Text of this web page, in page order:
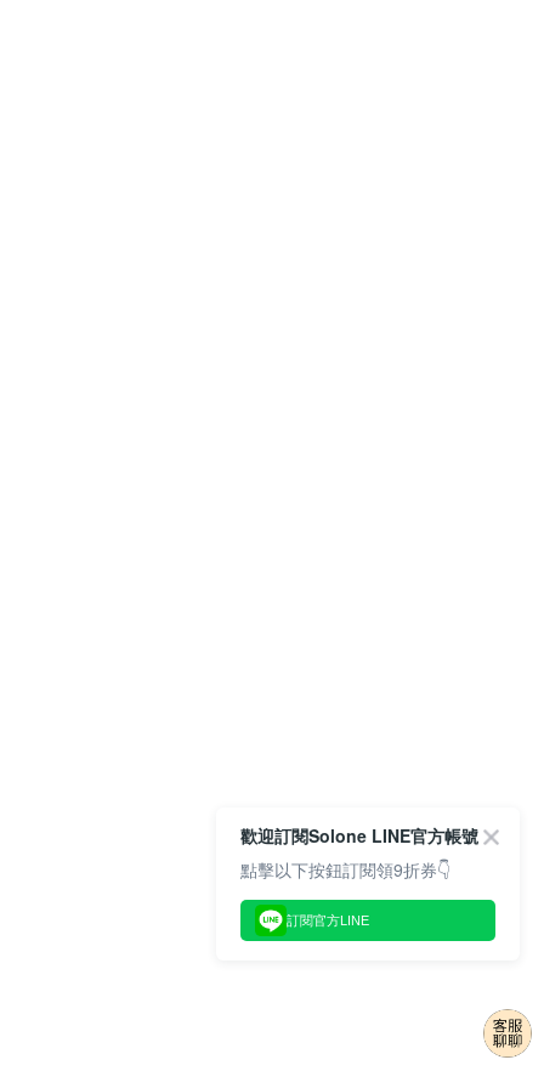
歡迎訂閱Solone LINE官方帳號
點擊以下按鈕訂閱領9折券👇
訂閱官方LINE